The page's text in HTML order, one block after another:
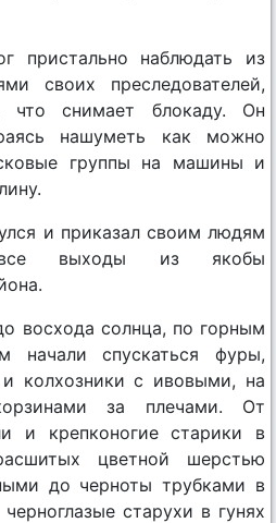
пристально наблюдать из
своих преследователей,
что снимает блокаду. Он
нашуметь как можно
группы на машины и
и приказал своим людям
выходы из якобы
восхода солнца, по горным
начали спускаться фуры,
колхозники с ивовыми, на
за плечами. От
и крепконогие старики в
цветной шерстью
до черноты трубками в
старухи в гунях